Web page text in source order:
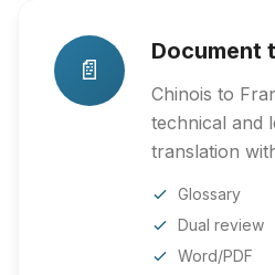
📄
Document
Chinois to
technical and
translation
Glossary
Dual review
Word/PDF